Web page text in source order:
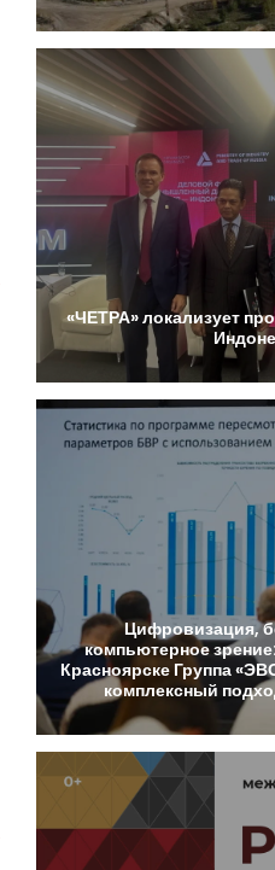
«ЧЕТРА»локализует
Цифровизация,
компьютерноезрение:
Красноярске Группа
комплексный